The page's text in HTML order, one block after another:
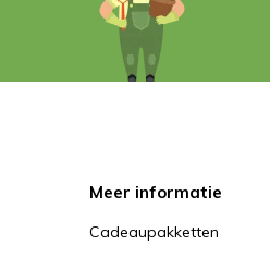
Meer informatie
Cadeaupakketten